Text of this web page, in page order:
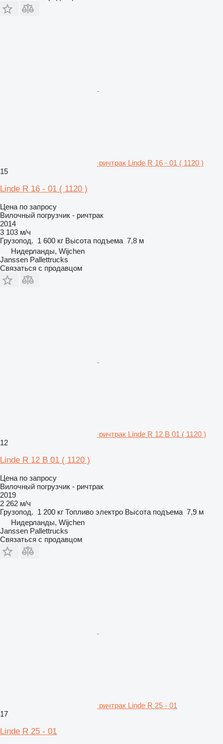
ричтрак Linde R 16 - 01 ( 1120 )
15
Linde R 16 - 01 ( 1120 )
Цена по запросу
Вилочный погрузчик - ричтрак
2014
3 103 м/ч
Грузопод. 1 600 кг Высота подъема 7,8 м
Нидерланды, Wijchen
Janssen Pallettrucks
Связаться с продавцом
ричтрак Linde R 12 B 01 ( 1120 )
12
Linde R 12 B 01 ( 1120 )
Цена по запросу
Вилочный погрузчик - ричтрак
2019
2 262 м/ч
Грузопод. 1 200 кг Топливо электро Высота подъема 7,9 м
Нидерланды, Wijchen
Janssen Pallettrucks
Связаться с продавцом
ричтрак Linde R 25 - 01
17
Linde R 25 - 01